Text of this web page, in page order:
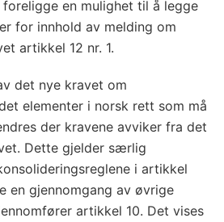
en mulighet til å legge
for innhold av melding om
artikkel 12 nr. 1.
det nye kravet om
elementer i norsk rett som må
der kravene avviker fra det
Dette gjelder særlig
i artikkel
en gjennomgang av øvrige
artikkel 10. Det vises